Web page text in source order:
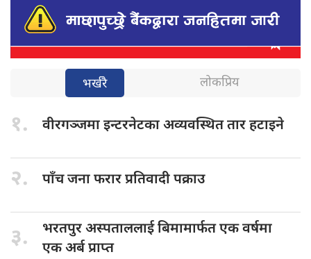
भर्खरै लोकप्रिय
१. वीरगञ्जमा इन्टरनेटकाअव्यवस्थित तार हटाइने
२. पाँच जनाफरार प्रतिवादी पक्राउ
३. भरतपुर अस्पताललाईबिमामार्फत एक वर्षमा
एक अर्ब प्राप्त